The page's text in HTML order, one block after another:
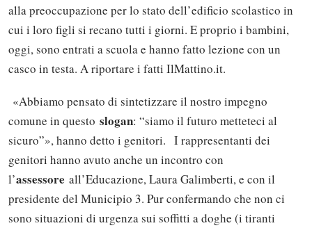
alla preoccupazione per lo stato dell’edificio scolastico in
cui i loro figli si recano tutti i giorni. E proprio i bambini,
oggi, sono entrati a scuola e hanno fatto lezione con un
casco in testa. A riportare i fatti IlMattino.it.
«Abbiamo pensato di sintetizzare il nostro impegno
comune in questo slogan: “siamo il futuro metteteci al
sicuro”», hanno detto i genitori. I rappresentanti dei
genitori hanno avuto anche un incontro con
l’assessore all’Educazione, Laura Galimberti, e con il
presidente del Municipio 3. Pur confermando che non ci
sono situazioni di urgenza sui soffitti a doghe (i tiranti